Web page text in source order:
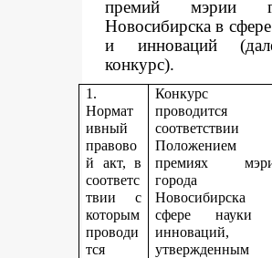
премий мэрии
Новосибирска в
и инноваций
конкурс).
1.
Нормат
ивный
правово
й акт, в
соответс
твии с
которым
проводи
тся
Конкурс
проводится
Положением
премиях
города
Новосибирска
сфере науки
инноваций,
утвержденным